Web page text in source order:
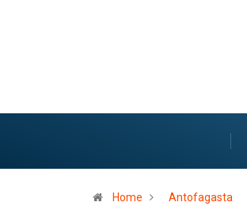
Home Antofagasta